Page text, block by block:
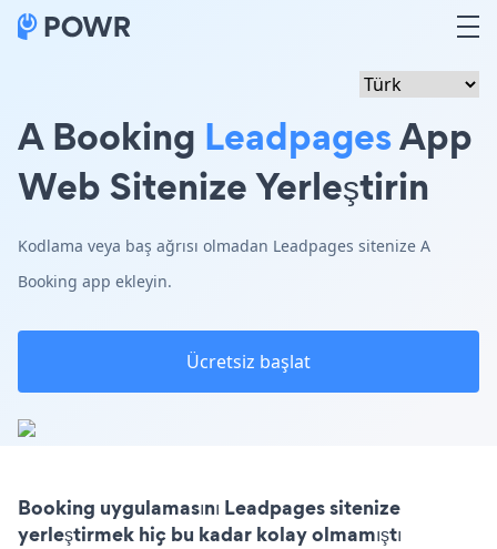
A Booking LeadpagesApp
Web Sitenize Yerleştirin
Kodlama veya baş ağrısı olmadan Leadpages sitenize A
Booking app ekleyin.
Ücretsiz başlat
Booking uygulamasını Leadpages sitenize
yerleştirmek hiç bu kadar kolay olmamıştı